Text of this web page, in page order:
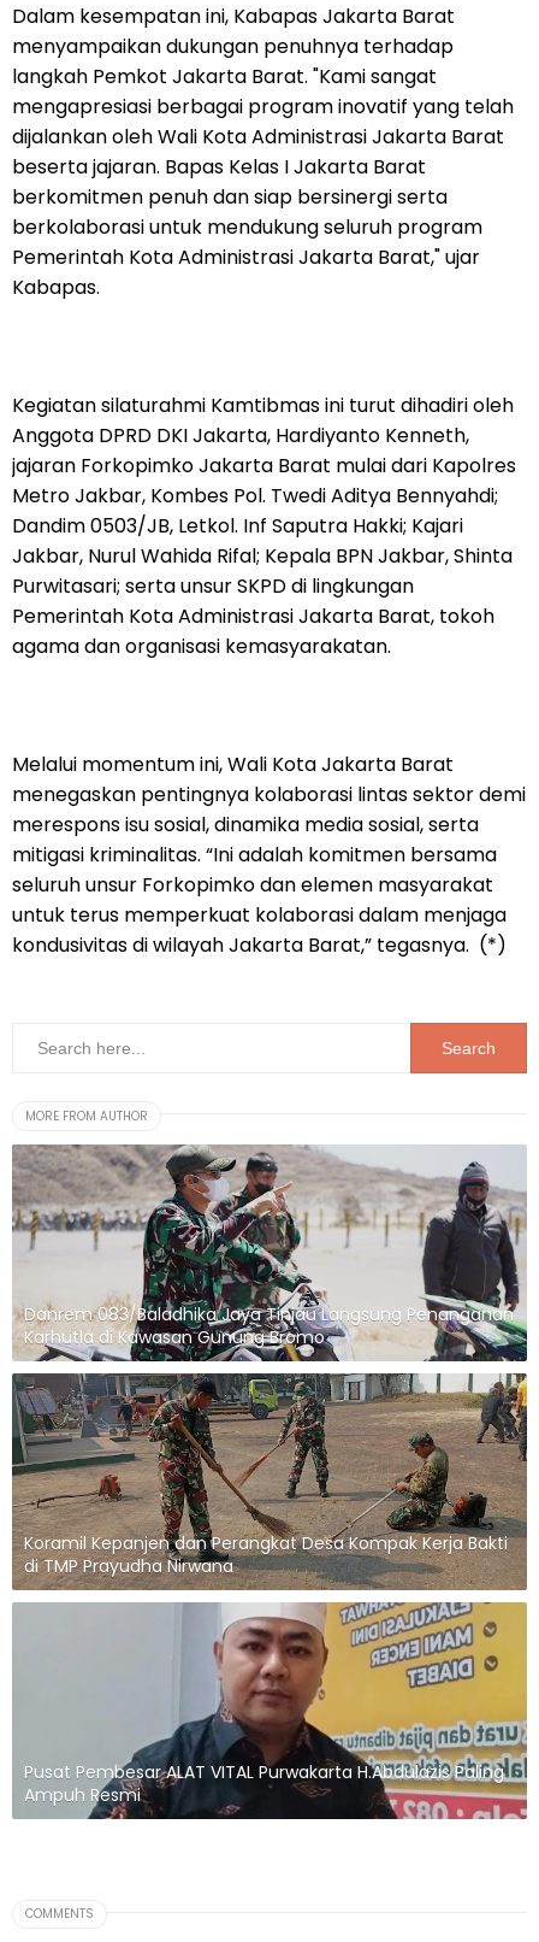
Dalam kesempatan ini, Kabapas Jakarta Barat
menyampaikan dukungan penuhnya terhadap
langkah Pemkot Jakarta Barat. "Kami sangat
mengapresiasi berbagai program inovatif yang telah
dijalankan oleh Wali Kota Administrasi Jakarta Barat
beserta jajaran. Bapas Kelas I Jakarta Barat
berkomitmen penuh dan siap bersinergi serta
berkolaborasi untuk mendukung seluruh program
Pemerintah Kota Administrasi Jakarta Barat," ujar
Kabapas.
Kegiatan silaturahmi Kamtibmas ini turut dihadiri oleh
Anggota DPRD DKI Jakarta, Hardiyanto Kenneth,
jajaran Forkopimko Jakarta Barat mulai dari Kapolres
Metro Jakbar, Kombes Pol. Twedi Aditya Bennyahdi;
Dandim 0503/JB, Letkol. Inf Saputra Hakki; Kajari
Jakbar, Nurul Wahida Rifal; Kepala BPN Jakbar, Shinta
Purwitasari; serta unsur SKPD di lingkungan
Pemerintah Kota Administrasi Jakarta Barat, tokoh
agama dan organisasi kemasyarakatan.
Melalui momentum ini, Wali Kota Jakarta Barat
menegaskan pentingnya kolaborasi lintas sektor demi
merespons isu sosial, dinamika media sosial, serta
mitigasi kriminalitas. “Ini adalah komitmen bersama
seluruh unsur Forkopimko dan elemen masyarakat
untuk terus memperkuat kolaborasi dalam menjaga
kondusivitas di wilayah Jakarta Barat,” tegasnya. (*)
MORE FROM AUTHOR
Danrem 083/Baladhika Jaya Tinjau Langsung Penanganan
Karhutla di Kawasan Gunung Bromo
Koramil Kepanjen dan Perangkat Desa Kompak Kerja Bakti
di TMP Prayudha Nirwana
Pusat Pembesar ALAT VITAL Purwakarta H.Abdulazis Paling
Ampuh Resmi
COMMENTS